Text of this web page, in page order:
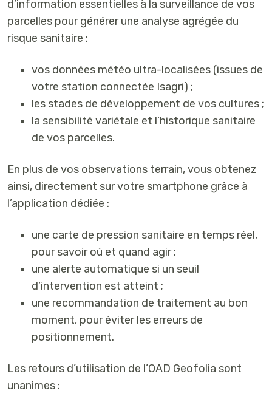
d’information essentielles à la surveillance de vos
parcelles pour générer une analyse agrégée du
risque sanitaire :
vos données météo ultra-localisées (issues de
votre station connectée Isagri) ;
les stades de développement de vos cultures ;
la sensibilité variétale et l’historique sanitaire
de vos parcelles.
En plus de vos observations terrain, vous obtenez
ainsi, directement sur votre smartphone grâce à
l’application dédiée :
une carte de pression sanitaire en temps réel,
pour savoir où et quand agir ;
une alerte automatique si un seuil
d’intervention est atteint ;
une recommandation de traitement au bon
moment, pour éviter les erreurs de
positionnement.
Les retours d’utilisation de l’OAD Geofolia sont
unanimes :